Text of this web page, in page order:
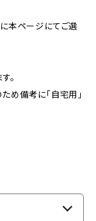
本ページにてご選
。
め備考に「自宅用」